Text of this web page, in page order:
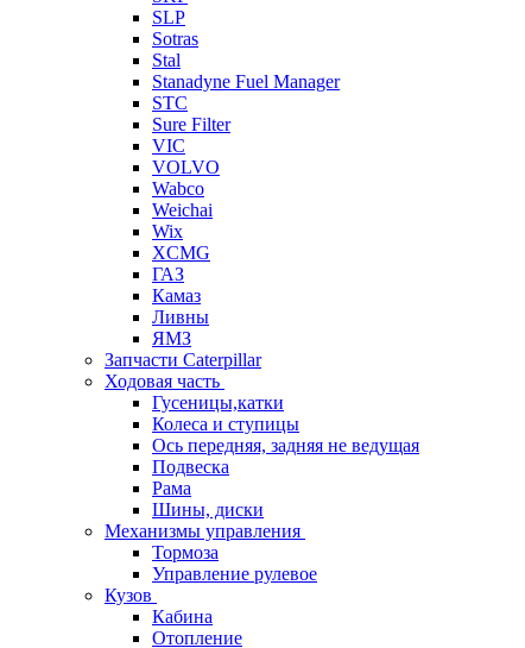
SLP
Sotras
Stal
Stanadyne Fuel Manager
STC
Sure Filter
VIC
VOLVO
Wabco
Weichai
Wix
XCMG
ГАЗ
Камаз
Ливны
ЯМЗ
Запчасти Caterpillar
Ходовая часть
Гусеницы,катки
Колеса и ступицы
Ось передняя, задняя не ведущая
Подвеска
Рама
Шины, диски
Механизмы управления
Тормоза
Управление рулевое
Кузов
Кабина
Отопление